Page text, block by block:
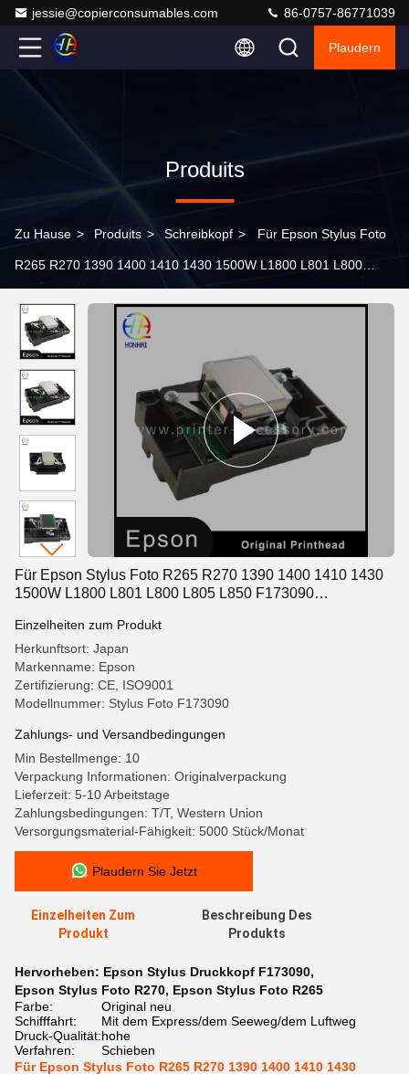
jessie@copierconsumables.com 86-0757-86771039
Plaudern
Produits
Zu Hause > Produits > Schreibkopf > Für Epson Stylus Foto
R265 R270 1390 1400 1410 1430 1500W L1800 L801 L800
Für Epson Stylus Foto R265 R270 1390 1400 1410 1430
1500W L1800 L801 L800 L805 L850 F173090
Einzelheiten zum Produkt
Herkunftsort: Japan
Markenname: Epson
Zertifizierung: CE, ISO9001
Modellnummer: Stylus Foto F173090
Zahlungs- und Versandbedingungen
Min Bestellmenge: 10
Verpackung Informationen: Originalverpackung
Lieferzeit: 5-10 Arbeitstage
Zahlungsbedingungen: T/T, Western Union
Versorgungsmaterial-Fähigkeit: 5000 Stück/Monat
Plaudern Sie Jetzt
Einzelheiten Zum
Produkt
Beschreibung Des
Produkts
Hervorheben: Epson Stylus Druckkopf F173090,
Epson Stylus Foto R270, Epson Stylus Foto R265
Farbe:
Original neu
Schifffahrt:
Mit dem Express/dem Seeweg/dem Luftweg
Druck-Qualität:hohe
Verfahren:
Schieben
Für Epson Stylus Foto R265 R270 1390 1400 1410 1430